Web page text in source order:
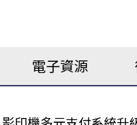
電子資源